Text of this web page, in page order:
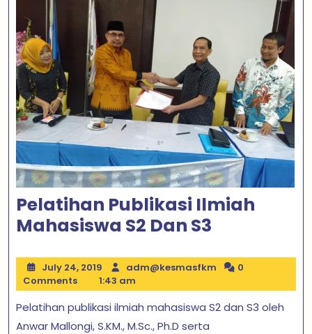
Pelatihan Publikasi Ilmiah
Mahasiswa S2 Dan S3
Ilmiah
S2
July 24, 2019July
24,
2019
adm@kesmasfkmadm@kesmasfkm
0
Comments
1:43 am
Pelatihan publikasi ilmiah mahasiswa S2 dan S3 oleh
Anwar Mallongi, S.KM., M.Sc., Ph.D serta